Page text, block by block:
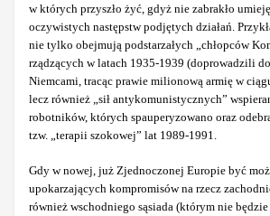
w których przyszło żyć, gdyż nie zabrakło
oczywistych następstw podjętych działań.
nie tylko obejmują podstarzałych „chłopców
rządzących w latach 1935-1939 (doprowadzili
Niemcami, tracąc prawie milionową armię w
lecz również „sił antykomunistycznych”
robotników, których spauperyzowano oraz
tzw. „terapii szokowej” lat 1989-1991.
Gdy w nowej, już Zjednoczonej Europie być
upokarzających kompromisów na rzecz
również wschodniego sąsiada (którym nie